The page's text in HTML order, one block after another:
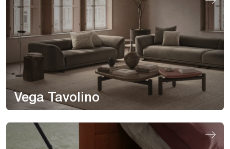
Vega Tavolino